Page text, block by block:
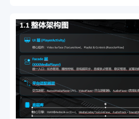
架、分类管理，用户权限管控、订单结
能，支持多维度运营配置，助力平台高
的用户体验与稳定的高并发承载能力，
内容分发到商业化变现的完整解决方案